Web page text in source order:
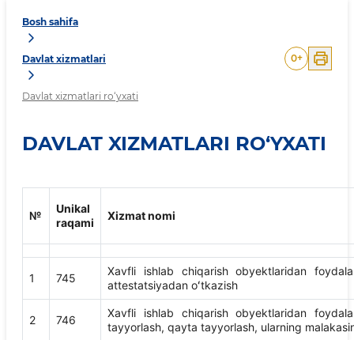
Bosh sahifa
Davlat xizmatlari
Davlat xizmatlari ro‘yxati
0+
DAVLAT XIZMATLARI RO‘YXATI
№
Unikal
raqami
Xizmat nomi
1 745
Xavfli ishlab chiqarish obyektlaridan
attestatsiyadan oʻtkazish
2 746
Xavfli ishlab chiqarish obyektlaridan
tayyorlash, qayta tayyorlash, ularning